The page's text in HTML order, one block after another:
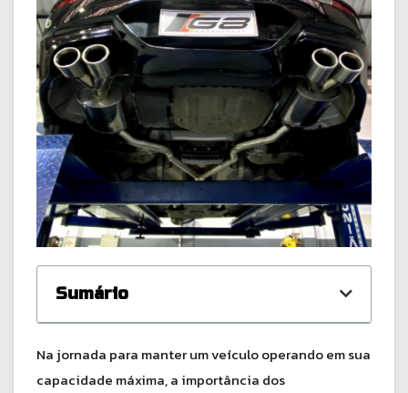
Sumário
Na jornada para manter um veículo operando em sua
capacidade máxima, a importância dos